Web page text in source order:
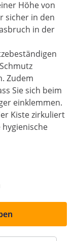
Höhe von
sicher in den
in der
Zudem
Sie sich beim
einklemmen.
Kiste zirkuliert